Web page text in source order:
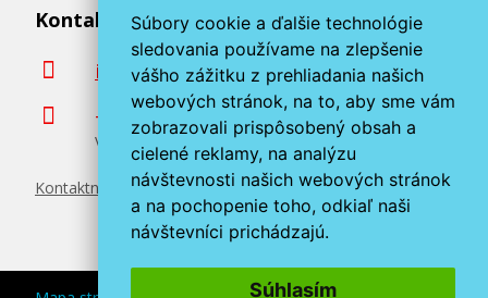
Súbory cookie a ďalšie technológie
sledovania používame na zlepšenie
vášho zážitku z prehliadania našich
webových stránok, na to, aby sme vám
zobrazovali prispôsobený obsah a
cielené reklamy, na analýzu
návštevnosti našich webových stránok
a na pochopenie toho, odkiaľ naši
návštevníci prichádzajú.
Súhlasím
Kontaktujte nás
info@miroluk.sk
+420 377 222 313
Volajte v pracovné dni od 8. do 17. hod.
Kontaktné údaje